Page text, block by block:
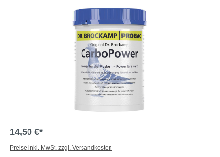
Bildergalerie überspringen
14,50 €*
Preise inkl. MwSt. zzgl. Versandkosten